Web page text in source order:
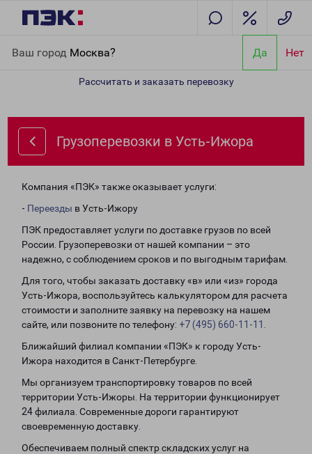
Ваш город Москва? Да Нет
Рассчитать и заказать перевозку
Грузоперевозки в Усть-Ижора
Компания «ПЭК» также оказывает услуги:
- Переезды в Усть-Ижору
ПЭК предоставляет услуги по доставке грузов по всей
России. Грузоперевозки от нашей компании – это
надежно, с соблюдением сроков и по выгодным тарифам.
Для того, чтобы заказать доставку «в» или «из» города
Усть-Ижора, воспользуйтесь калькулятором для расчета
стоимости и заполните заявку на перевозку на нашем
сайте, или позвоните по телефону: +7 (495) 660-11-11
Ближайший филиал компании «ПЭК» к городу Усть-
Ижора находится в Санкт-Петербурге.
Мы организуем транспортировку товаров по всей
территории Усть-Ижоры. На территории функционирует
24 филиала. Современные дороги гарантируют
своевременную доставку.
Обеспечиваем полный спектр складских услуг на